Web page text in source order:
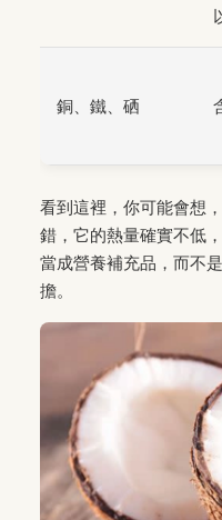
銅、鐵、硒
看到這裡，你可能會想
錯，它的熱量確實不低
當成營養補充品，而不
擔。